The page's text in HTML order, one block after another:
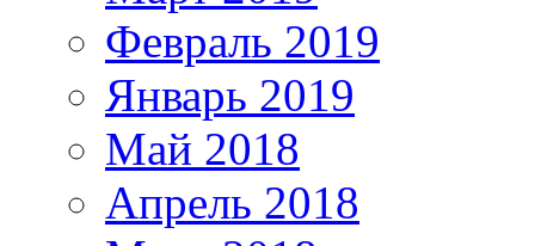
Февраль 2019
Январь 2019
Май 2018
Апрель 2018